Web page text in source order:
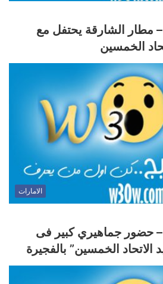
– مطار الشارقة يحتفل مع
الخمسين
الامارات
– حضور جماهيري كبير فى
الاتحاد الخمسين” بالفجيرة